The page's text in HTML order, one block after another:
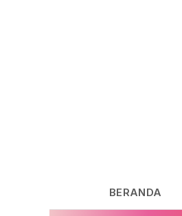
BERANDA